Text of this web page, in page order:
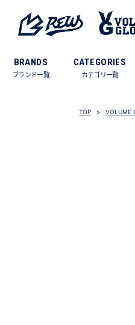
BRANDS
ブランド一覧
CATEGORIES
カテゴリ一覧
TOP VOLUME